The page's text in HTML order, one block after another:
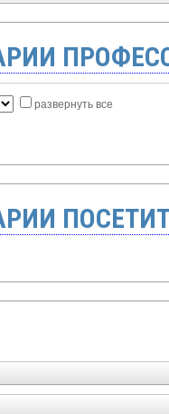
развернуть все